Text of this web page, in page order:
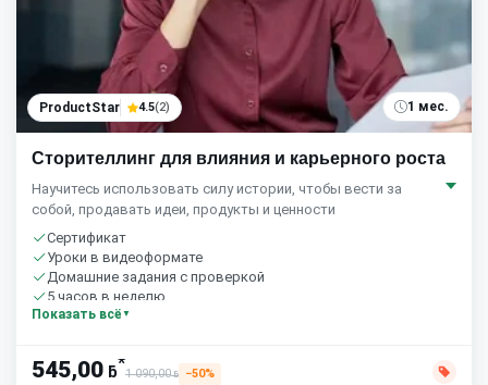
ProductStar 4.5(2) 1 мес.
Сторителлинг для влияния и карьерного роста
Научитесь использовать силу истории, чтобы вести за
собой, продавать идеи, продукты и ценности
Сертификат
Уроки в видеоформате
Домашние задания с проверкой
5 часов в неделю
Показать всё
545,00 ƃ*
1 090,00ƃ −50%